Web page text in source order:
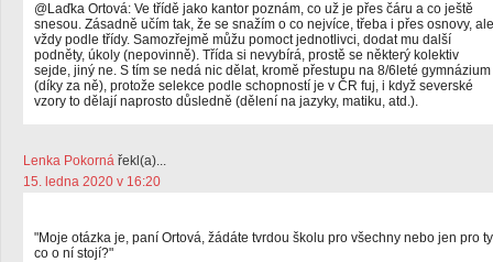
@Laďka Ortová: Ve třídě jako kantor poznám, co už je přes čáru a co ještě
snesou. Zásadně učím tak, že se snažím o co nejvíce, třeba i přes osnovy, ale
vždy podle třídy. Samozřejmě můžu pomoct jednotlivci, dodat mu další
podněty, úkoly (nepovinně). Třída si nevybírá, prostě se některý kolektiv
sejde, jiný ne. S tím se nedá nic dělat, kromě přestupu na 8/6leté gymnázium
(díky za ně), protože selekce podle schopností je v ČR fuj, i když severské
vzory to dělají naprosto důsledně (dělení na jazyky, matiku, atd.).
Lenka Pokorná řekl(a)...
15. ledna 2020 v 16:20
"Moje otázka je, paní Ortová, žádáte tvrdou školu pro všechny nebo jen pro
co o ní stojí?"